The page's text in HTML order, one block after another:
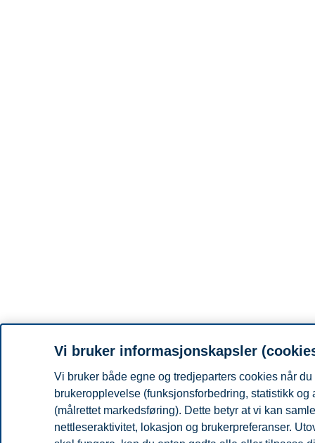
Vi bruker informasjonskapsler
Vi bruker både egne og tredjeparters cookies når
brukeropplevelse (funksjonsforbedring, statistikk
(målrettet markedsføring). Dette betyr at vi kan
nettleseraktivitet, lokasjon og brukerpreferanser.